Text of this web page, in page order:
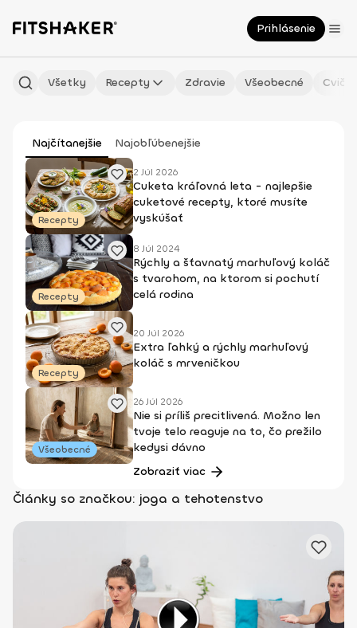
Prihlásenie
Všetky Recepty Zdravie Všeobecné
Najčítanejšie Najobľúbenejšie
Recepty
2 Júl 2026
Cuketa kráľovná leta - najlepšie
cuketové recepty, ktoré musíte
vyskúšať
Recepty
8 Júl 2024
Rýchly a šťavnatý marhuľový koláč
s tvarohom, na ktorom si pochutí
celá rodina
Recepty
20 Júl 2026
Extra ľahký a rýchly marhuľový
koláč s mrveničkou
Všeobecné
26 Júl 2026
Nie si príliš precitlivená. Možno len
tvoje telo reaguje na to, čo prežilo
kedysi dávno
Zobraziť viac
Články so značkou: joga a tehotenstvo